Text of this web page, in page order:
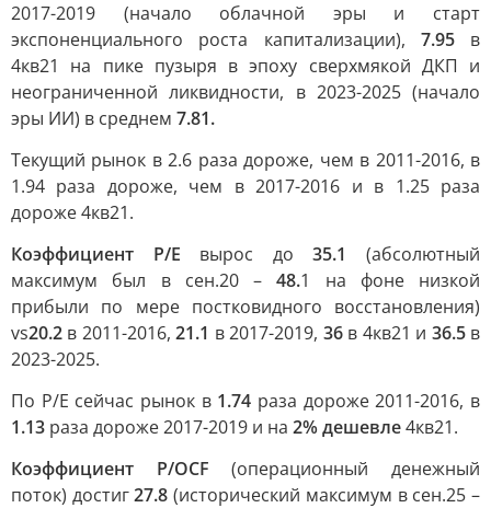
2017-2019 (начало облачной эры и старт
экспоненциального роста капитализации), 7.95в
4кв21 на пике пузыря в эпоху сверхмякой ДКП и
неограниченной ликвидности, в 2023-2025 (начало
эры ИИ) в среднем 7.81.
Текущий рынок в 2.6 раза дороже, чем в 2011-2016, в
1.94 раза дороже, чем в 2017-2016 и в 1.25 раза
дороже 4кв21.
Коэффициент P/E вырос до 35.1
(абсолютный
максимум был в сен.20 – 48.1 на фоне низкой
прибыли по мере постковидного восстановления)
vs20.2 в 2011-2016,21.1 в 2017-2019, 36в 4кв21 и 36.5 в
2023-2025.
По P/E сейчас рынок в 1.74 раза дороже 2011-2016, в
1.13 раза дороже 2017-2019 и на 2% дешевле4кв21.
Коэффициент P/OCF (операционный денежный
поток) достиг27.8(исторический максимум в сен.25 –